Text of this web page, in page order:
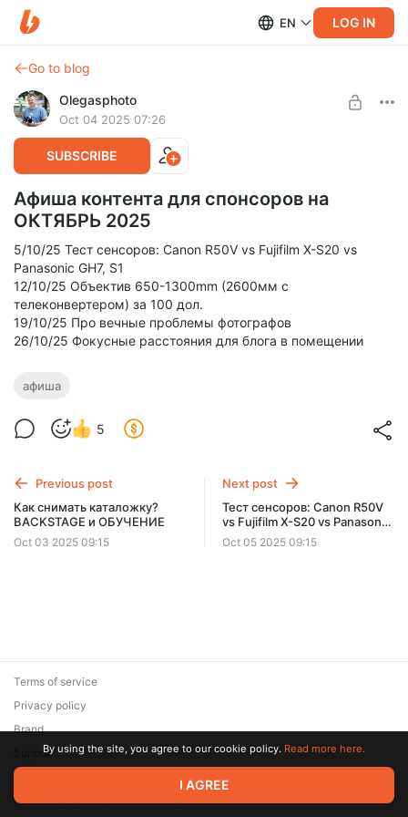
EN LOG IN
Go to blog
Olegasphoto
Oct 04 2025 07:26
SUBSCRIBE
Афиша контента для спонсоров на
ОКТЯБРЬ 2025
5/10/25 Тест сенсоров: Canon R50V vs Fujifilm X-S20 vs
Panasonic GH7, S1
12/10/25 Объектив 650-1300mm (2600мм с
телеконвертером) за 100 дол.
19/10/25 Про вечные проблемы фотографов
26/10/25 Фокусные расстояния для блога в помещении
афиша
5
Previous post
Как снимать каталожку?
BACKSTAGE и ОБУЧЕНИЕ
Oct 03 2025 09:15
Next post
Тест сенсоров: Canon R50V
vs Fujifilm X-S20 vs Panasonic
GH7, S1
Oct 05 2025 09:15
© 2026 Zaya Solutions Limited. All rights reserved. All trademarks
are the property of their respective owners.
Terms of service
Privacy policy
Brand
SupportBy using the site, you agree to our cookie policy. Read more here.
I AGREE